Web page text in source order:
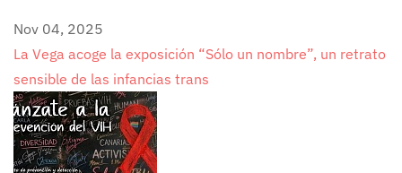
Nov 04, 2025
La Vega acoge la exposición “Sólo un nombre”, un retrato
sensible de las infancias trans